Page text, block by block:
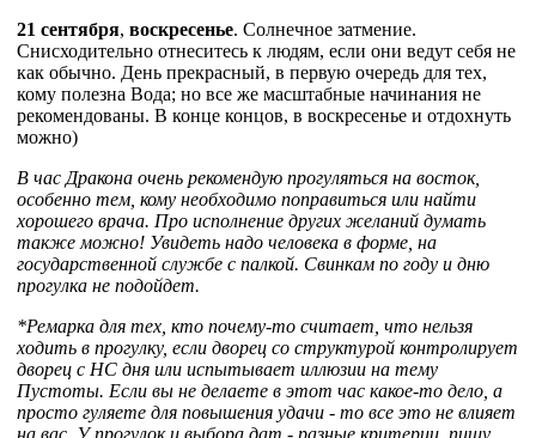
21 сентября, воскресенье. Солнечное затмение.
Снисходительно отнеситесь к людям, если они ведут себя не
как обычно. День прекрасный, в первую очередь для тех,
кому полезна Вода; но все же масштабные начинания не
рекомендованы. В конце концов, в воскресенье и отдохнуть
можно)
В час Дракона очень рекомендую прогуляться на восток,
особенно тем, кому необходимо поправиться или найти
хорошего врача. Про исполнение других желаний думать
также можно! Увидеть надо человека в форме, на
государственной службе с палкой. Свинкам по году и дню
прогулка не подойдет.
*Ремарка для тех, кто почему-то считает, что нельзя
ходить в прогулку, если дворец со структурой контролирует
дворец с НС дня или испытывает иллюзии на тему
Пустоты. Если вы не делаете в этот час какое-то дело, а
просто гуляете для повышения удачи - то все это не влияет
на вас. У прогулок и выбора дат - разные критерии, пишу